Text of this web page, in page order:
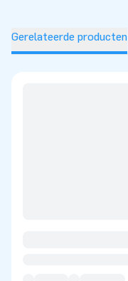
Gerelateerde producten